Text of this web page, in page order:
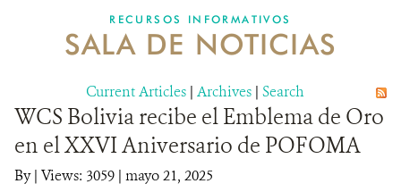
NOSOTROS
DONA
RECURSOS INFORMATIVOS
SALA DE NOTICIAS
Current Articles | Archives | Search
WCS Bolivia recibe el Emblema de Oro
en el XXVI Aniversario de POFOMA
By| Views: 3059 | mayo 21, 2025